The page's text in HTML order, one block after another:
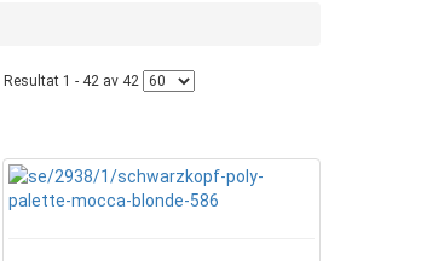
Resultat 1 - 42 av 42